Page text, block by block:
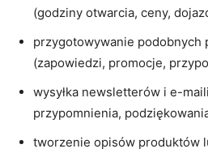
(godziny otwarcia, ceny,
przygotowywanie podobnych
(zapowiedzi, promocje,
wysyłka newsletterów i e-
przypomnienia,
tworzenie opisów produktów